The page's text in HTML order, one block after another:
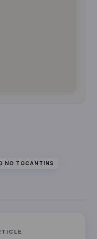
NO TOCANTINS